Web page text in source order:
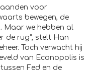
voor
bewegen, de
Maar we hebben al
de rug", stelt Han
Toch verwacht hij
van Econopolis is
Fed en de